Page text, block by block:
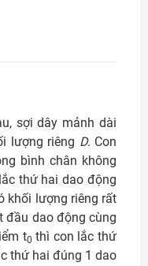
sợi dây mảnh dài
lượng riêng D. Con
bình chân không
thứ hai dao động
khối lượng riêng rất
đầu dao động cùng
t0 thì con lắc thứ
thứ hai đúng 1 dao